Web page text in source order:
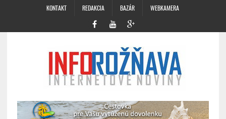
KONTAKT REDAKCIA BAZÁR WEBKAMERA